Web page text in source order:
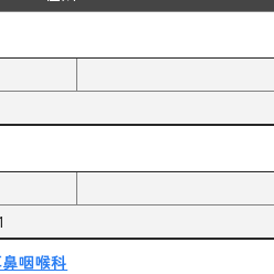
咽喉科